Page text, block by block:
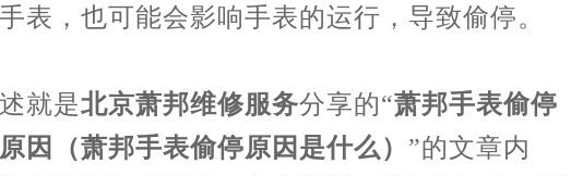
表，也可能会影响手表的运行，导致偷停。
是北京萧邦维修服务分享的“萧邦手表偷停
因（萧邦手表偷停原因是什么） ”的文章内